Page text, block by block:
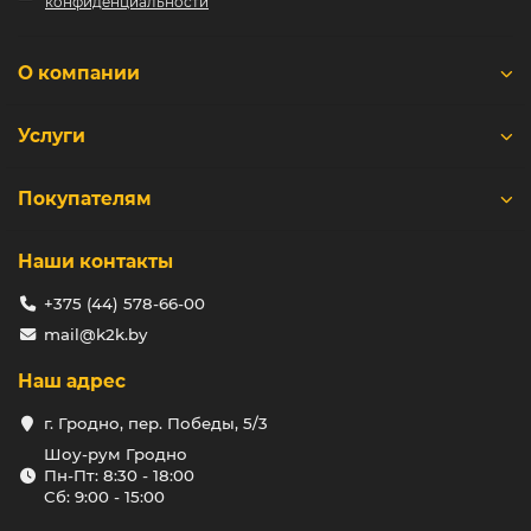
Непревзойденная долговечность. Клинкерный
ваши потомки будут наслаждаться красотой и
позволит вам создать уникальный и стильный
будет в моде.
Экологичность. Изготовленный из натуральных
материалов, клинкерный кирпич Roben является
безопасным для здоровья и окружающей среды.
Легкость ухода. Клинкерный кирпич не требует
очищать его от пыли и грязи. Он всегда будет
выглядеть как новый, без дополнительных затрат
и усилий.
Огнеустойчивость. Материал не горючий, что
О компании
Услуги
Покупателям
Наши контакты
+375 (44) 578-66-00
mail@k2k.by
Наш адрес
г. Гродно, пер. Победы, 5/3
Шоу-рум Гродно
Пн-Пт: 8:30 - 18:00
Сб: 9:00 - 15:00